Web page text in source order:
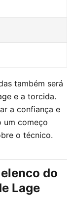
também será
e a torcida.
a confiança e
um começo
o técnico.
do
Lage